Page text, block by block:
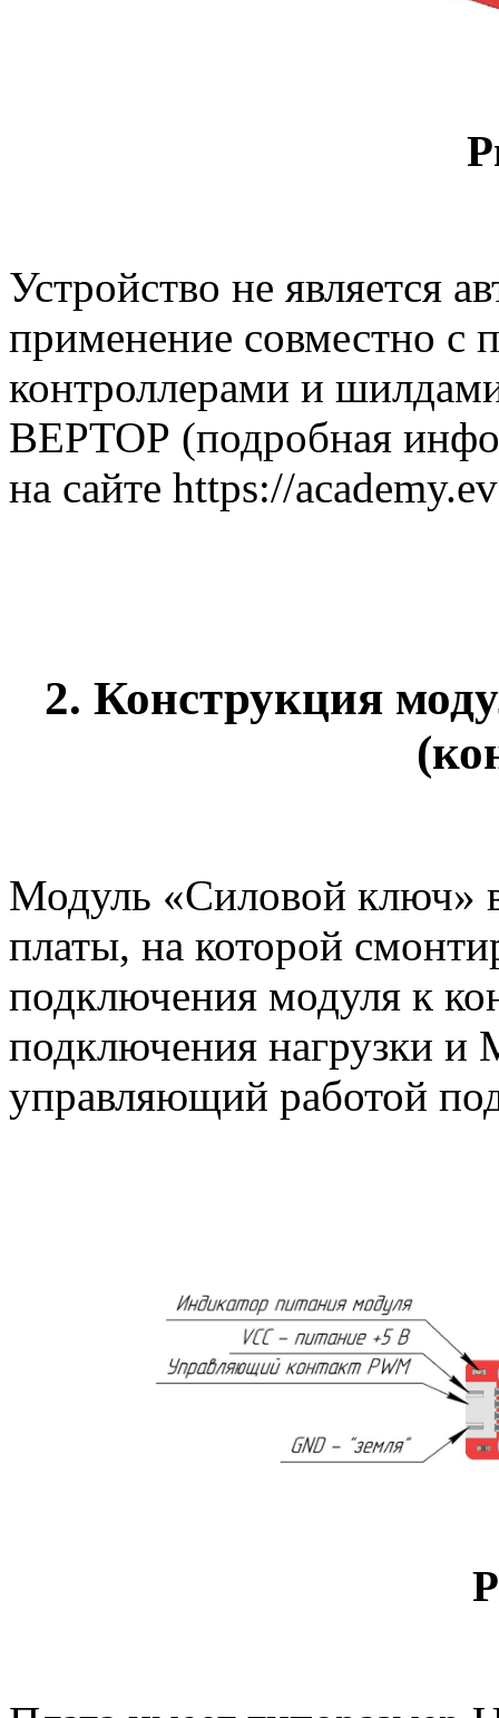
Устройство не является
применение совместно с
контроллерами и
ВЕРТОР (подробная
на сайте https://
2. Конструкция
Модуль «Силовой ключ»
платы, на которой
подключения модуля к
подключения нагрузки и
управляющий работой